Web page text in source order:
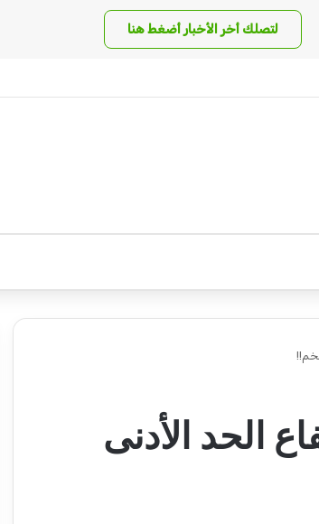
لتصلك أخر الأخبار أضغط هنا
الحد الأدنى